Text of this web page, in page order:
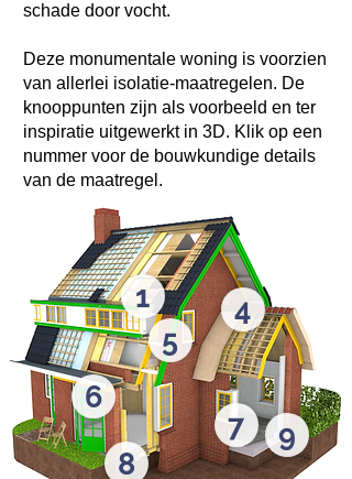
schade door vocht.
Deze monumentale woning is voorzien
van allerlei isolatie-maatregelen. De
knooppunten zijn als voorbeeld en ter
inspiratie uitgewerkt in 3D. Klik op een
nummer voor de bouwkundige details
van de maatregel.
9
4
5
6
1
7
8